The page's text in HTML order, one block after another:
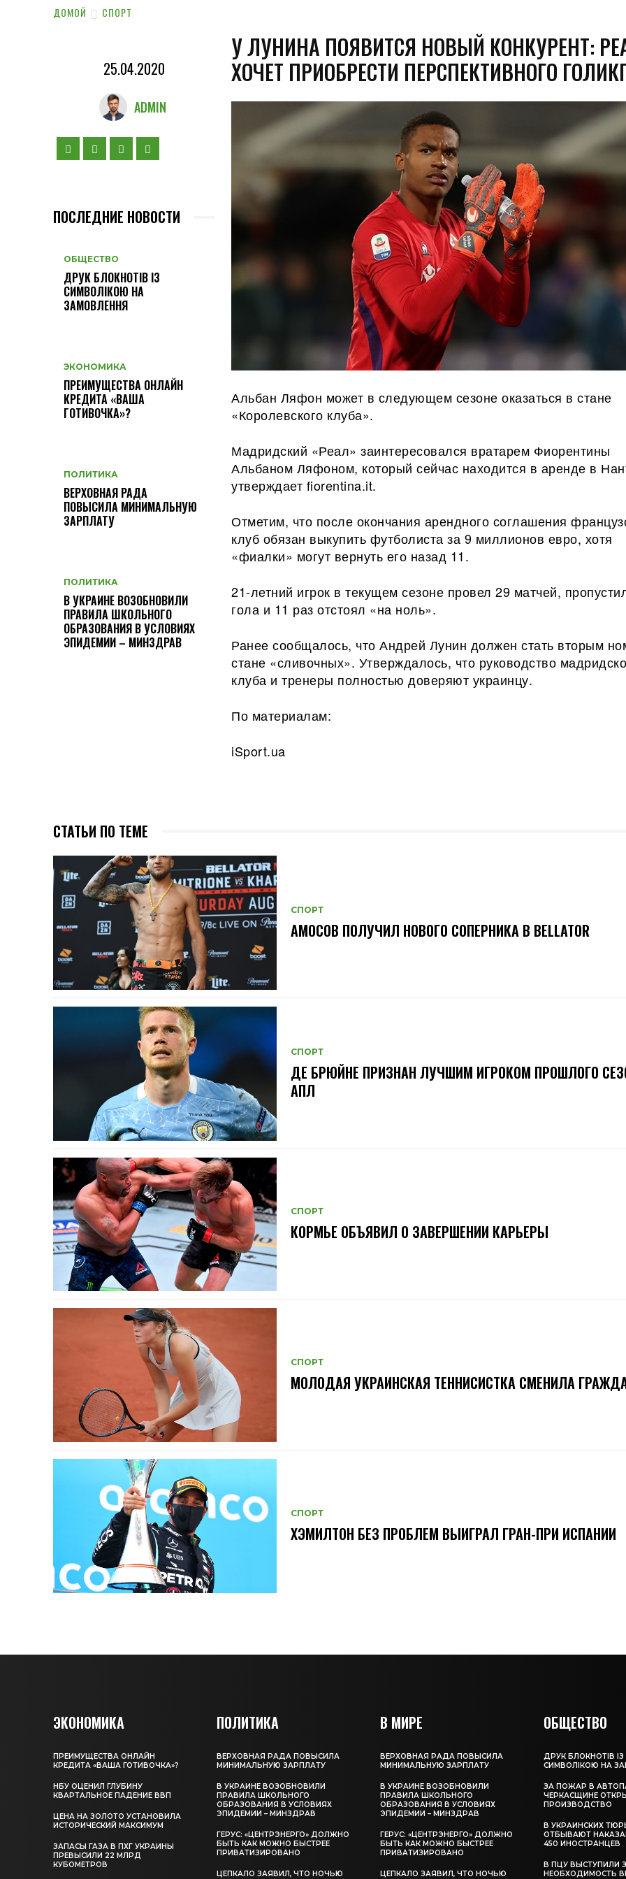
ДОМОЙ СПОРТ
25.04.2020
ADMIN
ПОСЛЕДНИЕ НОВОСТИ
ОБЩЕСТВО
ДРУК БЛОКНОТІВ ІЗ
СИМВОЛІКОЮ НА
ЗАМОВЛЕННЯ
ЭКОНОМИКА
ПРЕИМУЩЕСТВА ОНЛАЙН
КРЕДИТА «ВАША
ГОТИВОЧКА»?
ПОЛИТИКА
ВЕРХОВНАЯ РАДА
ПОВЫСИЛА МИНИМАЛЬНУЮ
ЗАРПЛАТУ
ПОЛИТИКА
В УКРАИНЕ ВОЗОБНОВИЛИ
ПРАВИЛА ШКОЛЬНОГО
ОБРАЗОВАНИЯ В УСЛОВИЯХ
ЭПИДЕМИИ – МИНЗДРАВ
У ЛУНИНА ПОЯВИТСЯ НОВЫЙ КОНКУРЕНТ:
ХОЧЕТ ПРИОБРЕСТИ ПЕРСПЕКТИВНОГО
Альбан Ляфон может в следующем сезоне оказаться в стане
«Королевского клуба».
Мадридский «Реал» заинтересовался вратарем Фиорентины
Альбаном Ляфоном, который сейчас находится в аренде в
утверждает fiorentina.it.
Отметим, что после окончания арендного соглашения
клуб обязан выкупить футболиста за 9 миллионов евро, хотя
«фиалки» могут вернуть его назад 11.
21-летний игрок в текущем сезоне провел 29 матчей,
гола и 11 раз отстоял «на ноль».
Ранее сообщалось, что Андрей Лунин должен стать вторым
стане «сливочных». Утверждалось, что руководство
клуба и тренеры полностью доверяют украинцу.
По материалам:
iSport.ua
СТАТЬИ ПО ТЕМЕ
СПОРТ
АМОСОВ ПОЛУЧИЛ НОВОГО СОПЕРНИКА В BELLATOR
СПОРТ
ДЕ БРЮЙНЕ ПРИЗНАН ЛУЧШИМ ИГРОКОМ ПРОШЛОГО
АПЛ
СПОРТ
КОРМЬЕ ОБЪЯВИЛ О ЗАВЕРШЕНИИ КАРЬЕРЫ
СПОРТ
МОЛОДАЯ УКРАИНСКАЯ ТЕННИСИСТКА СМЕНИЛА
СПОРТ
ХЭМИЛТОН БЕЗ ПРОБЛЕМ ВЫИГРАЛ ГРАН-ПРИ ИСПАНИИ
ЭКОНОМИКА
ПРЕИМУЩЕСТВА ОНЛАЙН
КРЕДИТА «ВАША ГОТИВОЧКА»?
НБУ ОЦЕНИЛ ГЛУБИНУ
КВАРТАЛЬНОЕ ПАДЕНИЕ ВВП
ЦЕНА НА ЗОЛОТО УСТАНОВИЛА
ИСТОРИЧЕСКИЙ МАКСИМУМ
ЗАПАСЫ ГАЗА В ПХГ УКРАИНЫ
ПРЕВЫСИЛИ 22 МЛРД
КУБОМЕТРОВ
ПОЛИТИКА
ВЕРХОВНАЯ РАДА ПОВЫСИЛА
МИНИМАЛЬНУЮ ЗАРПЛАТУ
В УКРАИНЕ ВОЗОБНОВИЛИ
ПРАВИЛА ШКОЛЬНОГО
ОБРАЗОВАНИЯ В УСЛОВИЯХ
ЭПИДЕМИИ – МИНЗДРАВ
ГЕРУС: «ЦЕНТРЭНЕРГО» ДОЛЖНО
БЫТЬ КАК МОЖНО БЫСТРЕЕ
ПРИВАТИЗИРОВАНО
ЦЕПКАЛО ЗАЯВИЛ, ЧТО НОЧЬЮ
В МИРЕ
ВЕРХОВНАЯ РАДА ПОВЫСИЛА
МИНИМАЛЬНУЮ ЗАРПЛАТУ
В УКРАИНЕ ВОЗОБНОВИЛИ
ПРАВИЛА ШКОЛЬНОГО
ОБРАЗОВАНИЯ В УСЛОВИЯХ
ЭПИДЕМИИ – МИНЗДРАВ
ГЕРУС: «ЦЕНТРЭНЕРГО» ДОЛЖНО
БЫТЬ КАК МОЖНО БЫСТРЕЕ
ПРИВАТИЗИРОВАНО
ЦЕПКАЛО ЗАЯВИЛ, ЧТО НОЧЬЮ
ОБЩЕСТВО
ДРУК БЛОКНОТІВ ІЗ
СИМВОЛІКОЮ НА
ЗА ПОЖАР В
ЧЕРКАСЩИНЕ
ПРОИЗВОДСТВО
В УКРАИНСКИХ
ОТБЫВАЮТ
450 ИНОСТРАНЦЕВ
В ПЦУ ВЫСТУПИЛИ
НЕОБХОДИМОСТЬ